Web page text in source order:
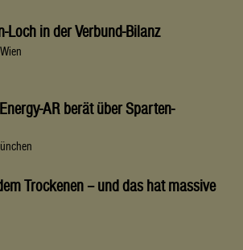
Loch in der Verbund-Bilanz
AR berät über Sparten-
Trockenen – und das hat massive